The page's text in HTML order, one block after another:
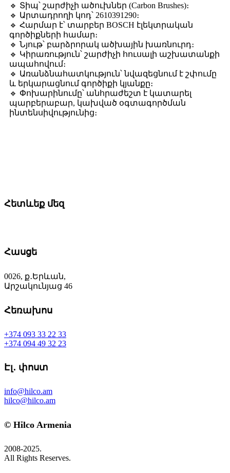
🔹 Տիպ՝ շարժիչի ածուխներ (Carbon Brushes)։
🔹 Արտադրողի կոդ՝ 2610391290։
🔹 Հարմար է՝ տարբեր BOSCH էլեկտրական
գործիքների համար։
🔹 Նյութ՝ բարձրորակ ածխային խառնուրդ։
🔹 Կիրառություն՝ շարժիչի հուսալի աշխատանքի
ապահովում։
🔹 Առանձնահատկություն՝ նվազեցնում է շփումը
և երկարացնում գործիքի կյանքը։
🔹 Փոխարինումը՝ անհրաժեշտ է կատարել
պարբերաբար, կախված օգտագործման
ինտենսիվությունից։
Հետևեք մեզ
Հասցե
0026, ք․Երևան,
Արշակունյաց 46
Հեռախոս
+374 093 33 22 33
+374 094 49 32 23
Էլ․ փոստ
info@hilco.am
hilco@hilco.am
© Hilco Armenia
2008-2025.
All Rights Reserves.